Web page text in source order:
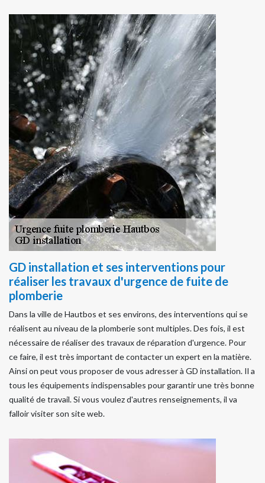
GD installation et ses interventions pour
réaliser les travaux d'urgence de fuite de
plomberie
Dans la ville de Hautbos et ses environs, des interventions qui se
réalisent au niveau de la plomberie sont multiples. Des fois, il est
nécessaire de réaliser des travaux de réparation d'urgence. Pour
ce faire, il est très important de contacter un expert en la matière.
Ainsi on peut vous proposer de vous adresser à GD installation. Il a
tous les équipements indispensables pour garantir une très bonne
qualité de travail. Si vous voulez d'autres renseignements, il va
falloir visiter son site web.